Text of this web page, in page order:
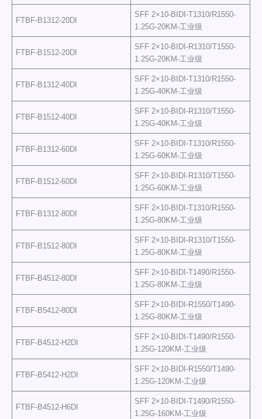
FTBF-B1312-20DI
SFF 2×10-BIDI-T1310/R1550-
1.25G-20KM-工业级
FTBF-B1512-20DI
SFF 2×10-BIDI-R1310/T1550-
1.25G-20KM-工业级
FTBF-B1312-40DI
SFF 2×10-BIDI-T1310/R1550-
1.25G-40KM-工业级
FTBF-B1512-40DI
SFF 2×10-BIDI-R1310/T1550-
1.25G-40KM-工业级
FTBF-B1312-60DI
SFF 2×10-BIDI-T1310/R1550-
1.25G-60KM-工业级
FTBF-B1512-60DI
SFF 2×10-BIDI-R1310/T1550-
1.25G-60KM-工业级
FTBF-B1312-80DI
SFF 2×10-BIDI-T1310/R1550-
1.25G-80KM-工业级
FTBF-B1512-80DI
SFF 2×10-BIDI-R1310/T1550-
1.25G-80KM-工业级
FTBF-B4512-80DI
SFF 2×10-BIDI-T1490/R1550-
1.25G-80KM-工业级
FTBF-B5412-80DI
SFF 2×10-BIDI-R1550/T1490-
1.25G-80KM-工业级
FTBF-B4512-H2DI
SFF 2×10-BIDI-T1490/R1550-
1.25G-120KM-工业级
FTBF-B5412-H2DI
SFF 2×10-BIDI-R1550/T1490-
1.25G-120KM-工业级
FTBF-B4512-H6DI
SFF 2×10-BIDI-T1490/R1550-
1.25G-160KM-工业级